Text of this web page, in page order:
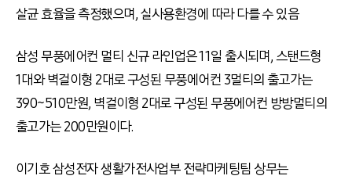
살균 효율을 측정했으며, 실사용환경에 따라 다를 수 있음
삼성 무풍에어컨 멀티 신규 라인업은 11일 출시되며, 스탠드형
1대와 벽걸이형 2대로 구성된 무풍에어컨 3멀티의 출고가는
390~510만원, 벽걸이형 2대로 구성된 무풍에어컨 방방멀티의
출고가는 200만원이다.
이기호 삼성전자 생활가전사업부 전략마케팅팀 상무는